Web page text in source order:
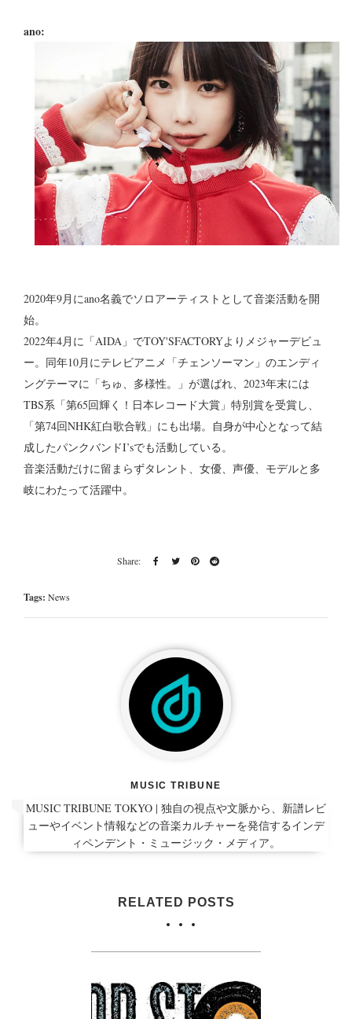
ano:
2020年9月にano名義でソロアーティストとして音楽活動を開
始。
2022年4月に「AIDA」でTOY'SFACTORYよりメジャーデビュ
ー。同年10月にテレビアニメ「チェンソーマン」のエンディ
ングテーマに「ちゅ、多様性。」が選ばれ、2023年末には
TBS系「第65回輝く！日本レコード大賞」特別賞を受賞し、
「第74回NHK紅白歌合戦」にも出場。自身が中心となって結
成したパンクバンドI’sでも活動している。
音楽活動だけに留まらずタレント、女優、声優、モデルと多
岐にわたって活躍中。
Tags: News
MUSIC TRIBUNE
MUSIC TRIBUNE TOKYO | 独自の視点や文脈から、新譜レビ
ューやイベント情報などの音楽カルチャーを発信するインデ
ィペンデント・ミュージック・メディア。
RELATED POSTS